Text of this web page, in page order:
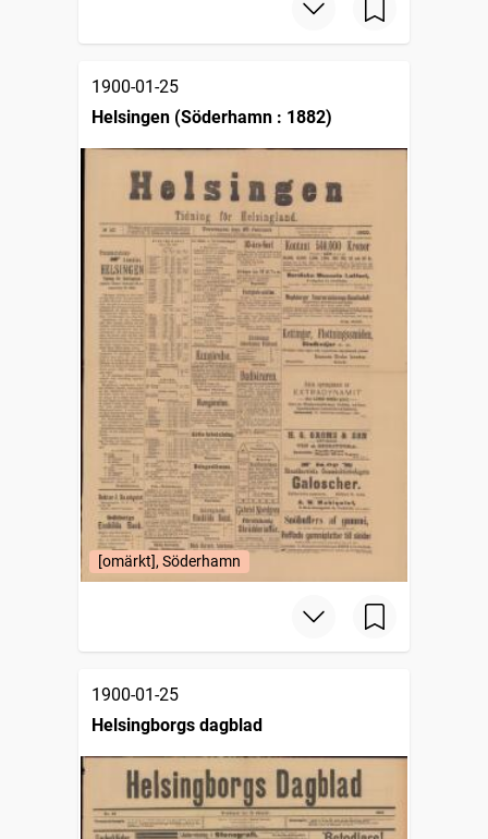
1900-01-25
Helsingen (Söderhamn : 1882)
[omärkt], Söderhamn
1900-01-25
Helsingborgs dagblad